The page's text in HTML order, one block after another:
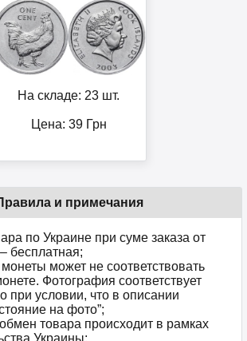
На складе: 23 шт.
Цена: 39Грн
и примечания
по Украине при суме заказа от
бесплатная;
может не соответствовать
Фотография соответствует
при условии, что в описании
на фото”;
товара происходит в рамках
Украины;